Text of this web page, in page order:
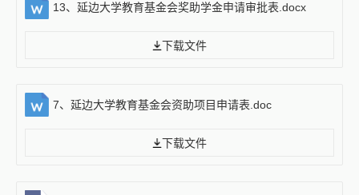
13、延边大学教育基金会奖助学金申请审批表.docx
下载文件
7、延边大学教育基金会资助项目申请表.doc
下载文件